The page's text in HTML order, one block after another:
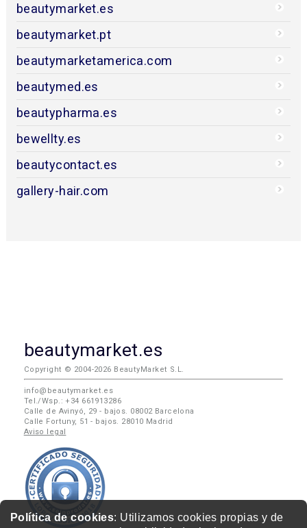
Política de cookies: Utilizamos cookies propias y de
beautymarket.es
beautymarket.pt
beautymarketamerica.com
beautymed.es
beautypharma.es
bewellty.es
beautycontact.es
gallery-hair.com
beautymarket.es
Copyright © 2004-2026 BeautyMarket S.L.
info@beautymarket.es
Tel./Wsp.: +34 661913286
Calle de Avinyó, 29 - bajos. 08002 Barcelona
Calle Fortuny, 51 - bajos. 28010 Madrid
Aviso legal